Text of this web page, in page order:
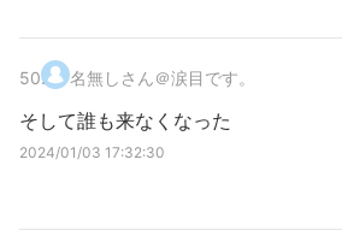
50. 名無しさん＠涙目です。
そして誰も来なくなった
2024/01/03 17:32:30